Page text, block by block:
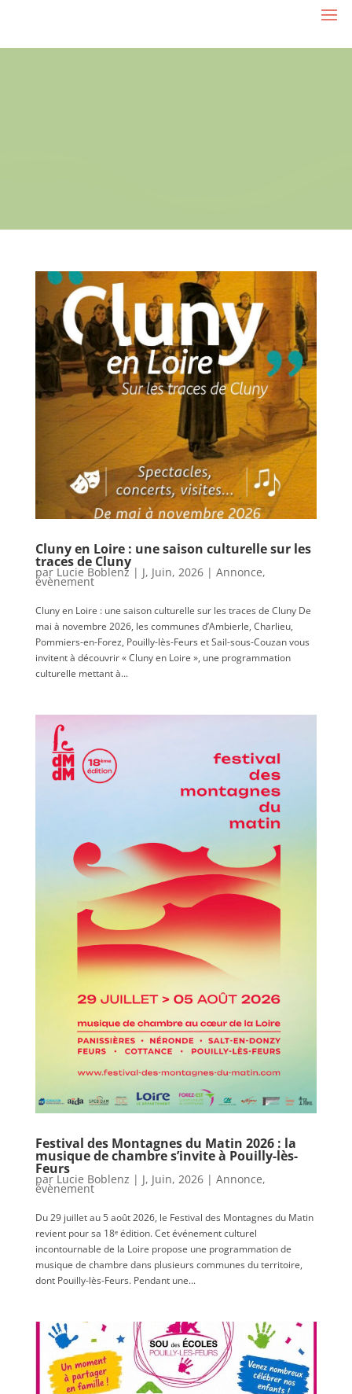
Cluny en Loire : une saison culturelle sur les
traces de Cluny
par Lucie Boblenz | J, Juin, 2026| Annonce,
évènement
Cluny en Loire : une saison culturelle sur les traces de Cluny De
mai à novembre 2026, les communes d’Ambierle, Charlieu,
Pommiers-en-Forez, Pouilly-lès-Feurs et Sail-sous-Couzan vous
invitent à découvrir « Cluny en Loire », une programmation
culturelle mettant à...
Festival des Montagnes du Matin 2026 : la
musique de chambre s’invite à Pouilly-lès-
Feurs
par Lucie Boblenz | J, Juin, 2026| Annonce,
évènement
Du 29 juillet au 5 août 2026, le Festival des Montagnes du Matin
revient pour sa 18ᵉ édition. Cet événement culturel
incontournable de la Loire propose une programmation de
musique de chambre dans plusieurs communes du territoire,
dont Pouilly-lès-Feurs. Pendant une...